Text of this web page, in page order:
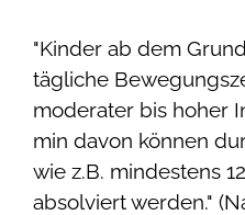
"Kinder ab dem
tägliche
moderater bis hoher
min davon können
wie z.B. mindestens
absolviert werden."